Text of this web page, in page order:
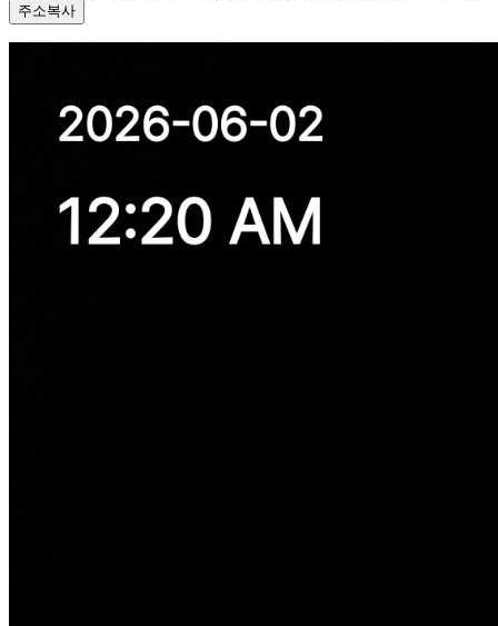
주소복사